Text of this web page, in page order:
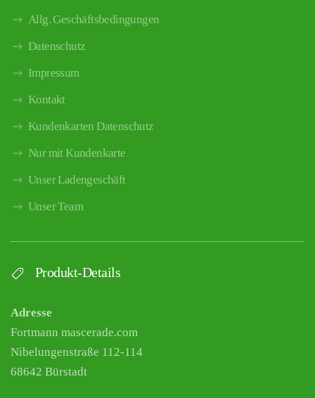
Allg. Geschäftsbedingungen
Datenschutz
Impressum
Kontakt
Kundenkarten Datenschutz
Nur mit Kundenkarte
Unser Ladengeschäft
Unser Team
Produkt-Details
Adresse
Fortmann mascerade.com
Nibelungenstraße 112-114
68642 Bürstadt